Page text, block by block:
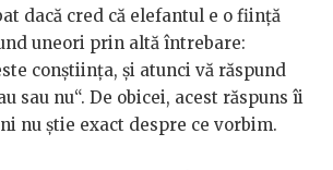
dacă cred că elefantul e o ființă
uneori prin altă întrebare:
conștiința, și atunci vă răspund
sau nu“. De obicei, acest răspuns îi
nu știe exact despre ce vorbim.